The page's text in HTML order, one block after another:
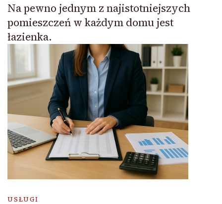
Na pewno jednym z najistotniejszych
pomieszczeń w każdym domu jest
łazienka.
USŁUGI